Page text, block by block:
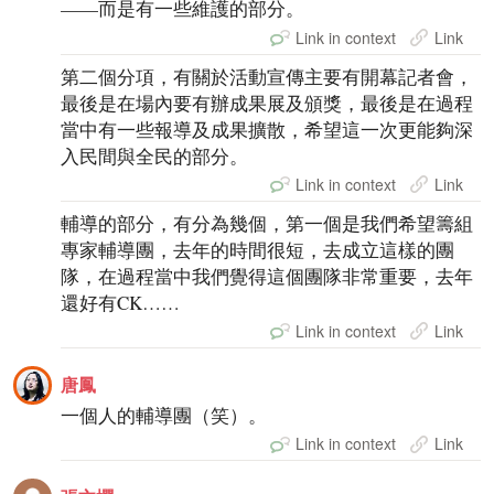
——而是有一些維護的部分。
Link in context Link
第二個分項，有關於活動宣傳主要有開幕記者會，
最後是在場內要有辦成果展及頒獎，最後是在過程
當中有一些報導及成果擴散，希望這一次更能夠深
入民間與全民的部分。
Link in context Link
輔導的部分，有分為幾個，第一個是我們希望籌組
專家輔導團，去年的時間很短，去成立這樣的團
隊，在過程當中我們覺得這個團隊非常重要，去年
還好有CK……
Link in context Link
唐鳳
一個人的輔導團（笑）。
Link in context Link